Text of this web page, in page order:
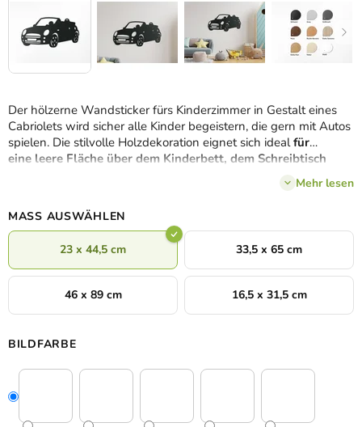
Der hölzerne Wandsticker fürs Kinderzimmer in Gestalt eines
Cabriolets wird sicher alle Kinder begeistern, die gern mit Autos
spielen. Die stilvolle Holzdekoration eignet sich idealfür
eine leere Fläche über dem Kinderbett, dem Schreibtisch
Mehr lesen
MASS AUSWÄHLEN
23 x 44,5 cm 33,5 x 65 cm
46 x 89 cm 16,5 x 31,5 cm
BILDFARBE